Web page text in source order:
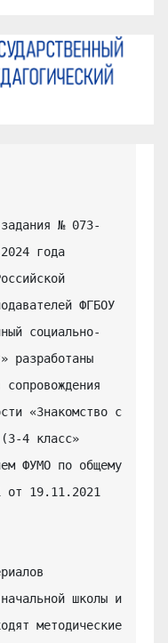
№ 073-
года
ФГБОУ
социально-
разработаны
«Знакомство с
(3-4 класс»
ФУМО по общему
от 19.11.2021
школы и
методические